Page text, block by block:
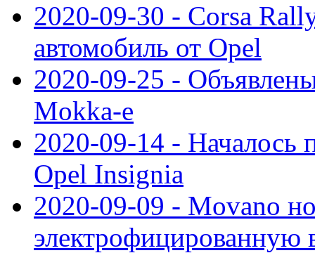
2020-09-30 - Corsa
автомобиль от Opel
2020-09-25 -
Mokka-e
2020-09-14 - Началось
Opel Insignia
2020-09-09 - Movano
электрофицированную